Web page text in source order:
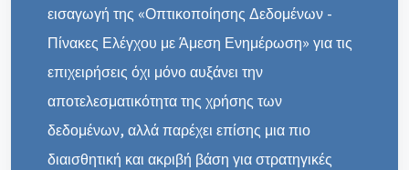
εισαγωγή της «Οπτικοποίησης Δεδομένων -
Πίνακες Ελέγχου με Άμεση Ενημέρωση» για τις
επιχειρήσεις όχι μόνο αυξάνει την
αποτελεσματικότητα της χρήσης των
δεδομένων, αλλά παρέχει επίσης μια πιο
διαισθητική και ακριβή βάση για στρατηγικές